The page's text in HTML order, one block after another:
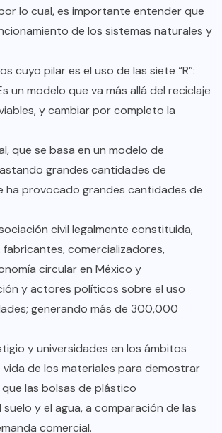
lo cual, es importante entender que
de los sistemas naturales y
cuyo pilar es el uso de las siete “R”:
un modelo que va más allá del reciclaje
y cambiar por completo la
que se basa en un modelo de
grandes cantidades de
ha provocado grandes cantidades de
civil legalmente constituida,
comercializadores,
circular en México y
y actores políticos sobre el uso
generando más de 300,000
y universidades en los ámbitos
de los materiales para demostrar
las bolsas de plástico
y el agua, a comparación de las
comercial.